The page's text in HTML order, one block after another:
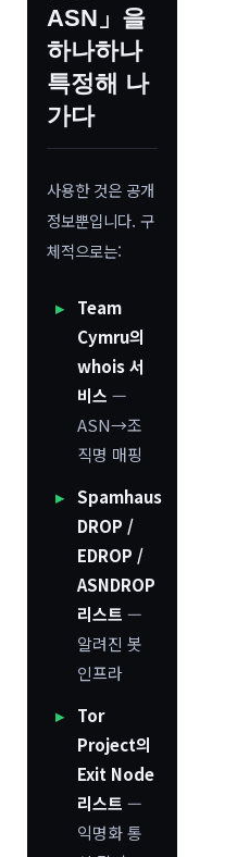
ASN」을
하나하나
특정해 나
가다
사용한 것은 공개
정보뿐입니다. 구
체적으로는:
Team
Cymru의
whois 서
비스 —
ASN→조
직명 매핑
Spamhaus
DROP /
EDROP /
ASNDROP
리스트 —
알려진 봇
인프라
Tor
Project의
Exit Node
리스트 —
익명화 통